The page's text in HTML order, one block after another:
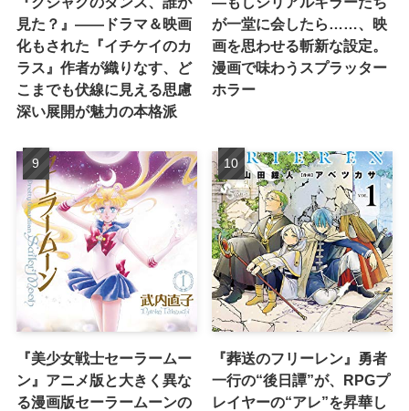
見た？』――ドラマ＆映画
化もされた『イチケイのカ
ラス』作者が織りなす、ど
こまでも伏線に見える思慮
深い展開が魅力の本格派
が一堂に会したら……、映
画を思わせる斬新な設定。
漫画で味わうスプラッター
ホラー
『美少女戦士セーラームー
ン』アニメ版と大きく異な
る漫画版セーラームーンの
『葬送のフリーレン』勇者
一行の“後日譚”が、RPGプ
レイヤーの“アレ”を昇華し